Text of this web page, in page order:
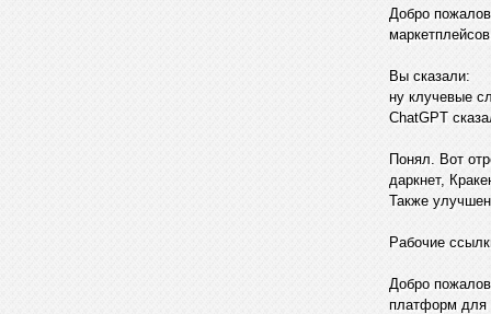
Добро
Вы сказали:
ну клучевые
ChatGPT
Понял. Вот
даркнет,
Также
Рабочие
Добро
платформ для